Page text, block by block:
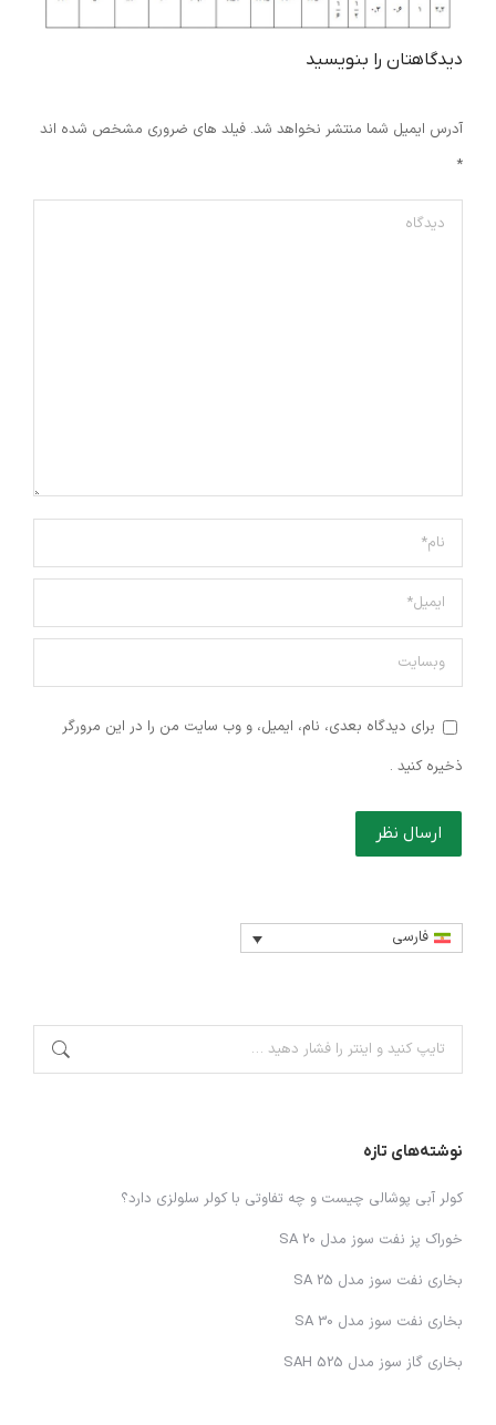
دیدگاهتان را بنویسید
آدرس ایمیل شما منتشر نخواهد شد. فیلد های ضروری مشخص شده اند
*
دیدگاه
نام *
ایمیل *
وبسایت
برای دیدگاه بعدی، نام، ایمیل، و وب سایت من را در این مرورگر
ذخیره کنید .
ارسال نظر
فارسی
نوشته‌های تازه
کولر آبی پوشالی چیست و چه تفاوتی با کولر سلولزی دارد؟
خوراک پز نفت سوز مدل SA 20
بخاری نفت سوز مدل SA 25
بخاری نفت سوز مدل SA 30
بخاری گاز سوز مدل SAH 525